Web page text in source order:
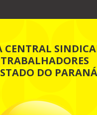
CENTRAL
DO